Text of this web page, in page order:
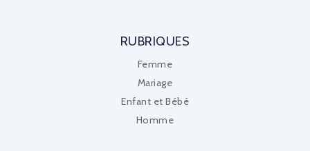
RUBRIQUES
Femme
Mariage
Enfant et Bébé
Homme